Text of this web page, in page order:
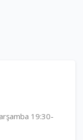
19:30-